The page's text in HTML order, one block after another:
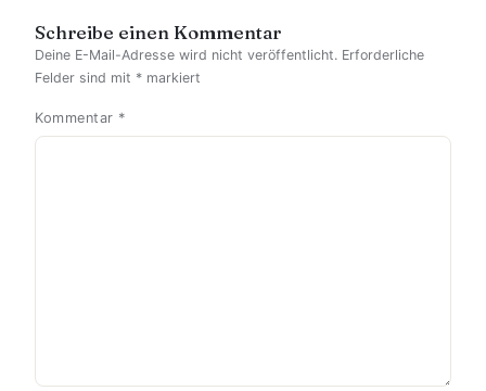
Schreibe einen Kommentar
Deine E-Mail-Adresse wird nicht veröffentlicht. Erforderliche
Felder sind mit * markiert
Kommentar *